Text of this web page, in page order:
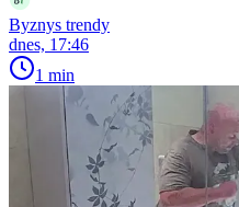
Byznys trendy
dnes, 17:46
1 min